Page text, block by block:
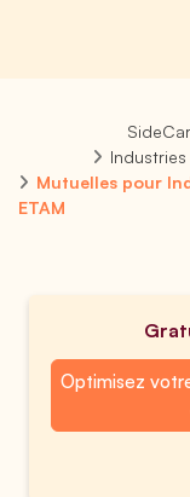
Mutuelles pour
ETAM
Optimisez